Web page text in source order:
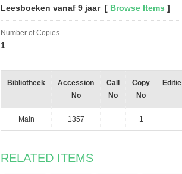
Leesboeken vanaf 9 jaar [ Browse Items ]
Number of Copies
1
Bibliotheek
Accession
No
Call
No
Copy
No
Editie
Main 1357 1
RELATED ITEMS